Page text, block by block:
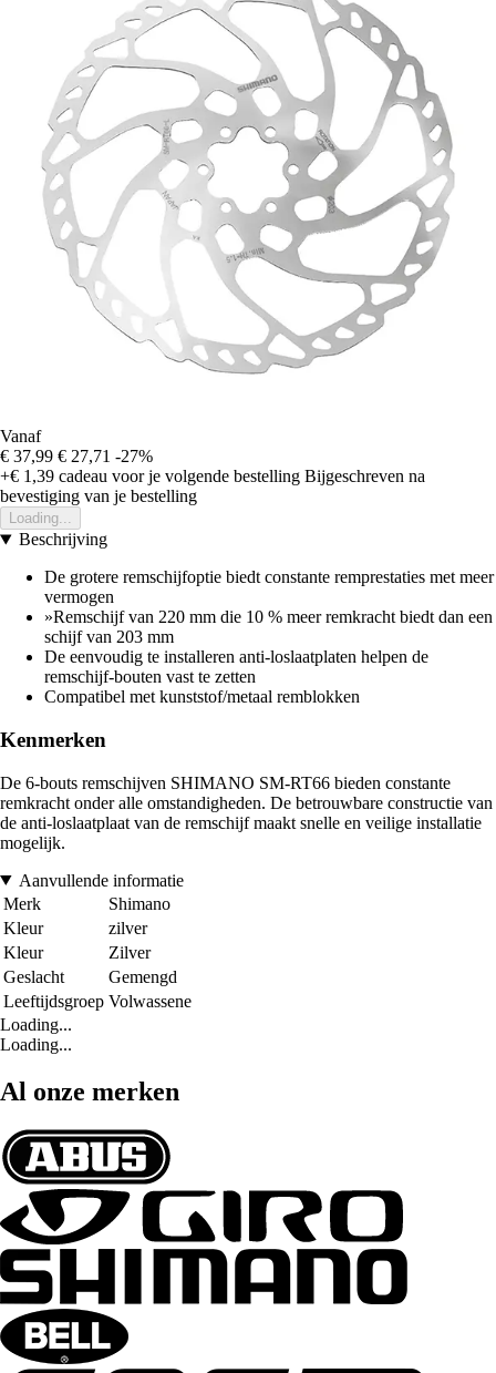
Vanaf
€ 37,99 € 27,71 -27%
+€ 1,39 cadeau voor je volgende bestelling Bijgeschreven na
bevestiging van je bestelling
Loading...
Beschrijving
De grotere remschijfoptie biedt constante remprestaties met meer
vermogen
»Remschijf van 220 mm die 10 % meer remkracht biedt dan een
schijf van 203 mm
De eenvoudig te installeren anti-loslaatplaten helpen de
remschijf-bouten vast te zetten
Compatibel met kunststof/metaal remblokken
Kenmerken
De 6-bouts remschijven SHIMANO SM-RT66 bieden constante
remkracht onder alle omstandigheden. De betrouwbare constructie van
de anti-loslaatplaat van de remschijf maakt snelle en veilige installatie
mogelijk.
Aanvullende informatie
Merk
Shimano
Kleur
zilver
Kleur
Zilver
Geslacht
Gemengd
Leeftijdsgroep Volwassene
Loading...
Loading...
Al onze merken